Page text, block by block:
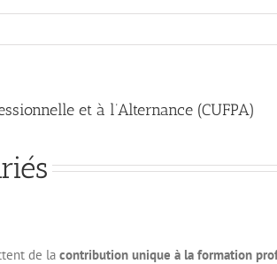
et à l’Alternance (CUFPA)
de la contribution unique à la formation